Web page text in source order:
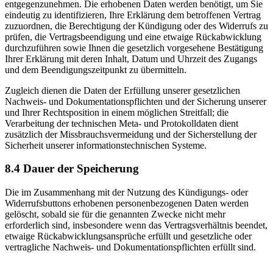
entgegenzunehmen. Die erhobenen Daten werden benötigt, um Sie
eindeutig zu identifizieren, Ihre Erklärung dem betroffenen Vertrag
zuzuordnen, die Berechtigung der Kündigung oder des Widerrufs zu
prüfen, die Vertragsbeendigung und eine etwaige Rückabwicklung
durchzuführen sowie Ihnen die gesetzlich vorgesehene Bestätigung
Ihrer Erklärung mit deren Inhalt, Datum und Uhrzeit des Zugangs
und dem Beendigungszeitpunkt zu übermitteln.
Zugleich dienen die Daten der Erfüllung unserer gesetzlichen
Nachweis- und Dokumentationspflichten und der Sicherung unserer
und Ihrer Rechtsposition in einem möglichen Streitfall; die
Verarbeitung der technischen Meta- und Protokolldaten dient
zusätzlich der Missbrauchsvermeidung und der Sicherstellung der
Sicherheit unserer informationstechnischen Systeme.
8.4 Dauer der Speicherung
Die im Zusammenhang mit der Nutzung des Kündigungs- oder
Widerrufsbuttons erhobenen personenbezogenen Daten werden
gelöscht, sobald sie für die genannten Zwecke nicht mehr
erforderlich sind, insbesondere wenn das Vertragsverhältnis beendet,
etwaige Rückabwicklungsansprüche erfüllt und gesetzliche oder
vertragliche Nachweis- und Dokumentationspflichten erfüllt sind.